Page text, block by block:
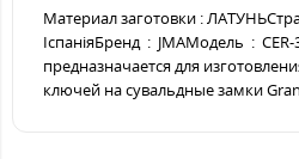
Материал заготовки :
ІспаніяБренд : JMAМодель :
предназначается для
ключей на сувальдные замки